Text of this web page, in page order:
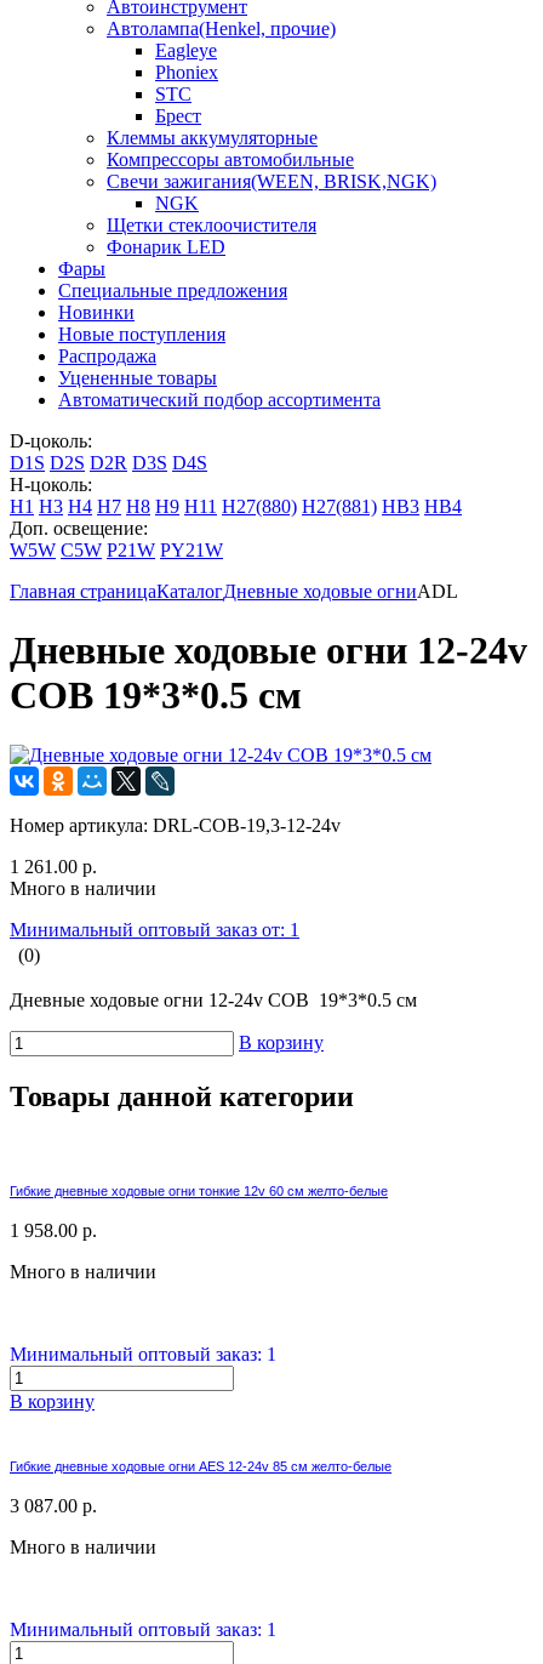
Автоинструмент
Автолампа(Henkel, прочие)
Eagleye
Phoniex
STC
Брест
Клеммы аккумуляторные
Компрессоры автомобильные
Свечи зажигания(WEEN, BRISK,NGK)
NGK
Щетки стеклоочистителя
Фонарик LED
Фары
Специальные предложения
Новинки
Новые поступления
Распродажа
Уцененные товары
Автоматический подбор ассортимента
D-цоколь:
D1S D2S D2R D3S D4S
H-цоколь:
H1 H3 H4 H7 H8 H9 H11 H27(880) H27(881) HB3 HB4
Доп. освещение:
W5W C5W P21W PY21W
Главная страницаКаталогДневные ходовые огниADL
Дневные ходовые огни 12-24v
COB 19*3*0.5 см
Номер артикула: DRL-COB-19,3-12-24v
1 261.00 р.
Много в наличии
Минимальный оптовый заказ от: 1
(0)
Дневные ходовые огни 12-24v COB 19*3*0.5 см
В корзину
Товары данной категории
Гибкие дневные ходовые огни тонкие 12v 60 см желто-белые
1 958.00 р.
Много в наличии
Минимальный оптовый заказ: 1
В корзину
Гибкие дневные ходовые огни AES 12-24v 85 см желто-белые
3 087.00 р.
Много в наличии
Минимальный оптовый заказ: 1